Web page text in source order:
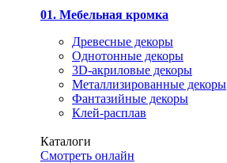
01. Мебельная кромка
Древесные декоры
Однотонные декоры
3D-акриловые декоры
Металлизированные декоры
Фантазийные декоры
Клей-расплав
Каталоги
Смотреть онлайн